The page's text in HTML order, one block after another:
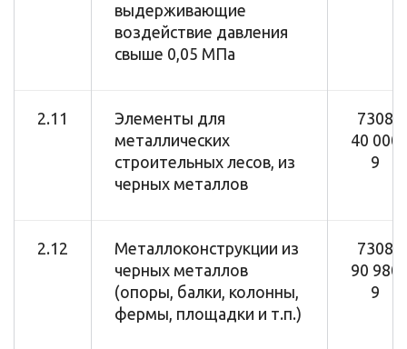
выдерживающие
воздействие давления
свыше 0,05 МПа
2.11
Элементы для
металлических
строительных лесов, из
черных металлов
7308
40 000
9
2.12
Металлоконструкции из
черных металлов
(опоры, балки, колонны,
фермы, площадки и т.п.)
7308
90 980
9